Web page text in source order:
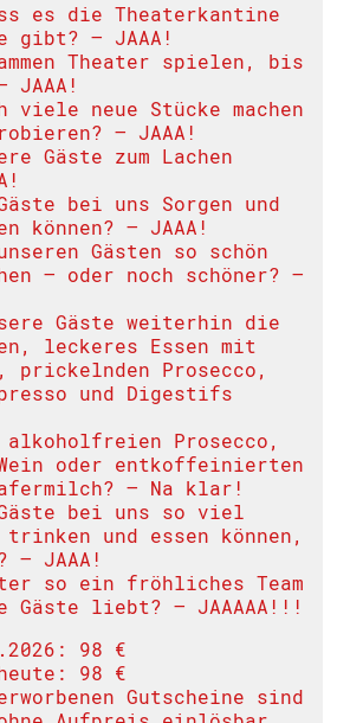
es die Theaterkantine
gibt? – JAAA!
Theater spielen, bis
viele neue Stücke machen
– JAAA!
Gäste zum Lachen
bei uns Sorgen und
können? – JAAA!
Gästen so schön
– oder noch schöner? –
Gäste weiterhin die
leckeres Essen mit
prickelnden Prosecco,
und Digestifs
Prosecco,
oder entkoffeinierten
– Na klar!
bei uns so viel
und essen können,
– JAAA!
so ein fröhliches Team
Gäste liebt? – JAAAAA!!!
98 €
98 €
Gutscheine sind